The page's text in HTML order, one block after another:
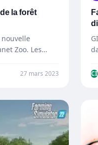
la forêt
nouvelle
Zoo. Les
27 mars 2023 CI